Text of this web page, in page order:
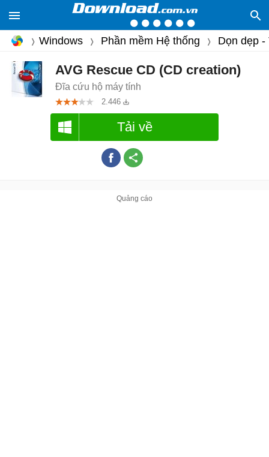
Windows Phần mềm Hệ thống Dọn dẹp -
AVG Rescue CD (CD creation)
Đĩa cứu hộ máy tính
2.446
Tải về